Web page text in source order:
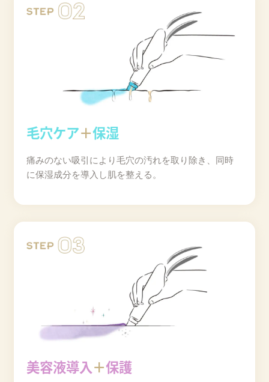
毛穴ケア＋保湿
痛みのない吸引により毛穴の汚れを取り除き、同時
に保湿成分を導入し肌を整える。
美容液導入＋保護